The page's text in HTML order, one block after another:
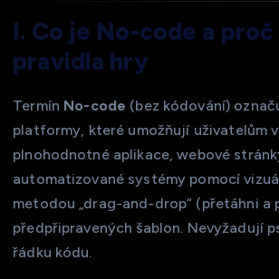
I. Co je No-code a proč
pravidla hry
Termín No-code (bez kódování)
platformy, které umožňují uživatelům
plnohodnotné aplikace, webové
automatizované systémy pomocí
metodou „drag-and-drop“ (přetáhni a
předpřipravených šablon. Nevyžadují
řádku kódu.